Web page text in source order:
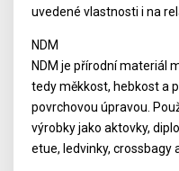
uvedené vlastnosti i na
NDM
NDM je přírodní materiál
tedy měkkost, hebkost a
povrchovou úpravou.
výrobky jako aktovky,
etue, ledvinky, crossbagy